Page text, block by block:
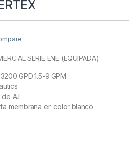
SERIE ENE (EQUIPADA)
GPD 1.5-9 GPM
A.I
membrana en color blanco